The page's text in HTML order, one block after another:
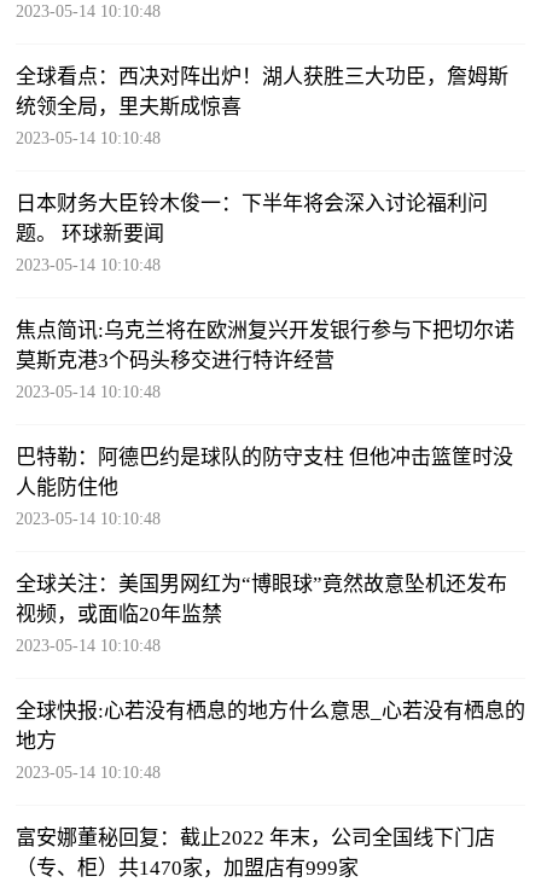
2023-05-14 10:10:48
全球看点：西决对阵出炉！湖人获胜三大功臣，詹姆斯
统领全局，里夫斯成惊喜
2023-05-14 10:10:48
日本财务大臣铃木俊一：下半年将会深入讨论福利问
题。 环球新要闻
2023-05-14 10:10:48
焦点简讯:乌克兰将在欧洲复兴开发银行参与下把切尔诺
莫斯克港3个码头移交进行特许经营
2023-05-14 10:10:48
巴特勒：阿德巴约是球队的防守支柱 但他冲击篮筐时没
人能防住他
2023-05-14 10:10:48
全球关注：美国男网红为“博眼球”竟然故意坠机还发布
视频，或面临20年监禁
2023-05-14 10:10:48
全球快报:心若没有栖息的地方什么意思_心若没有栖息的
地方
2023-05-14 10:10:48
富安娜董秘回复：截止2022 年末，公司全国线下门店
（专、柜）共1470家，加盟店有999家